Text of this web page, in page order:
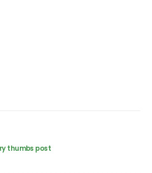
thumbs post